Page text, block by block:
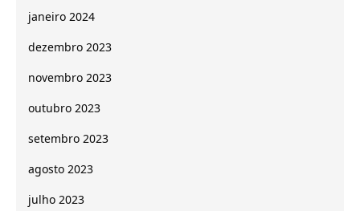
janeiro 2024
dezembro 2023
novembro 2023
outubro 2023
setembro 2023
agosto 2023
julho 2023